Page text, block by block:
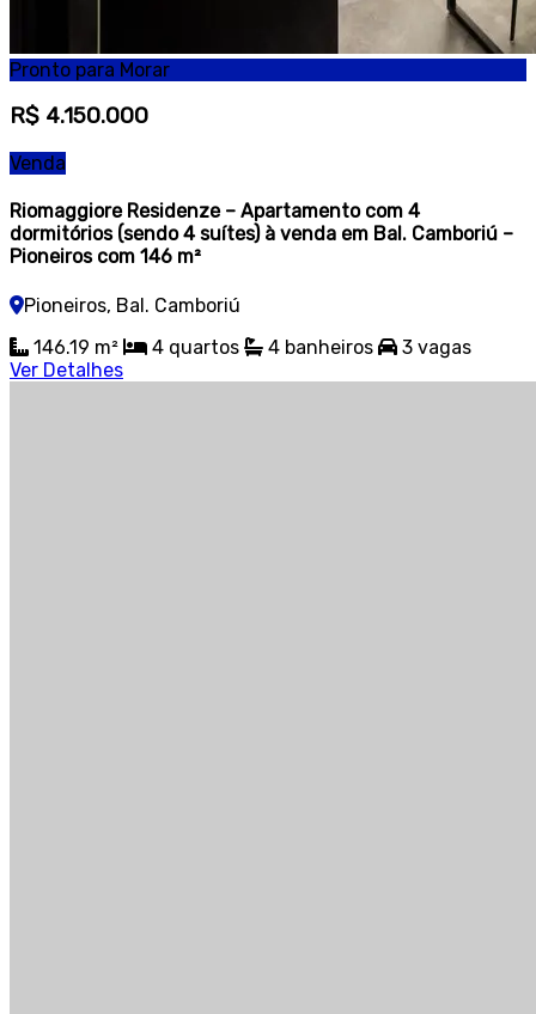
Pronto para Morar
R$ 4.150.000
Venda
Riomaggiore Residenze – Apartamento com 4
dormitórios (sendo 4 suítes) à venda em Bal. Camboriú –
Pioneiros com 146 m²
Pioneiros, Bal. Camboriú
146.19 m²
4 quartos 4 banheiros
3 vagas
Ver Detalhes